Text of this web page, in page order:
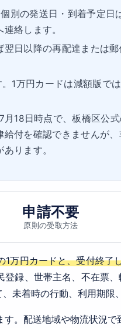
別の発送日・到着予定日
絡します。
日以降の再配達または
1万円カードは減額版で
18日時点で、板橋区公
付を確認できませんが
ります。
申請不要
原則の受取方法
1万円カードと、受付終了
録、世帯主名、不在票
未着時の行動、利用期限
。配送地域や物流状況